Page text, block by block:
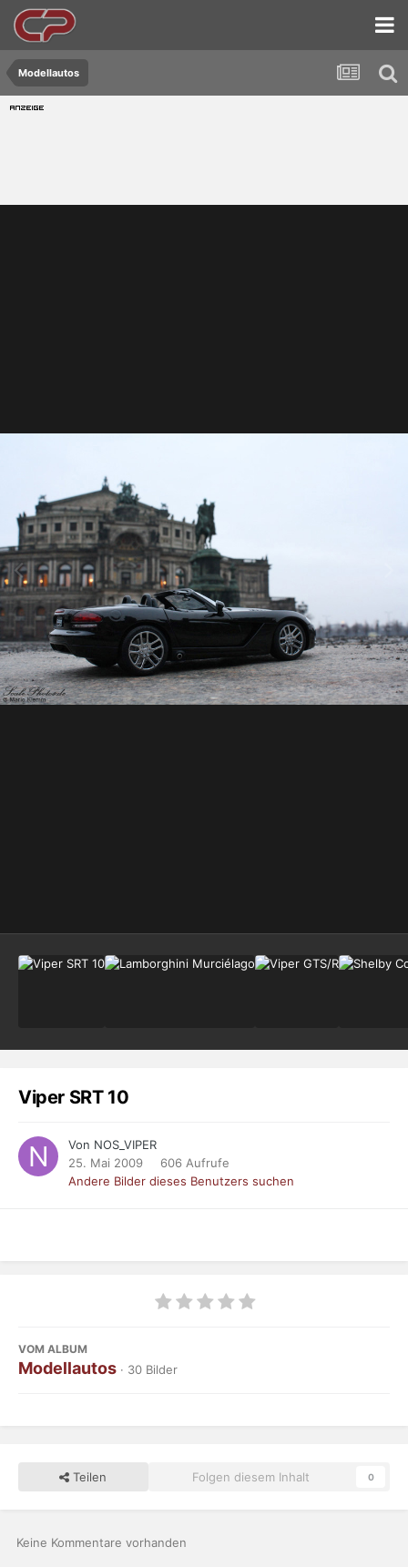
Modellautos
Viper SRT 10
Von NOS_VIPER
25. Mai 2009
606 Aufrufe
Andere Bilder dieses Benutzers suchen
VOM ALBUM
Modellautos · 30 Bilder
Teilen Folgen diesem Inhalt 0
Keine Kommentare vorhanden